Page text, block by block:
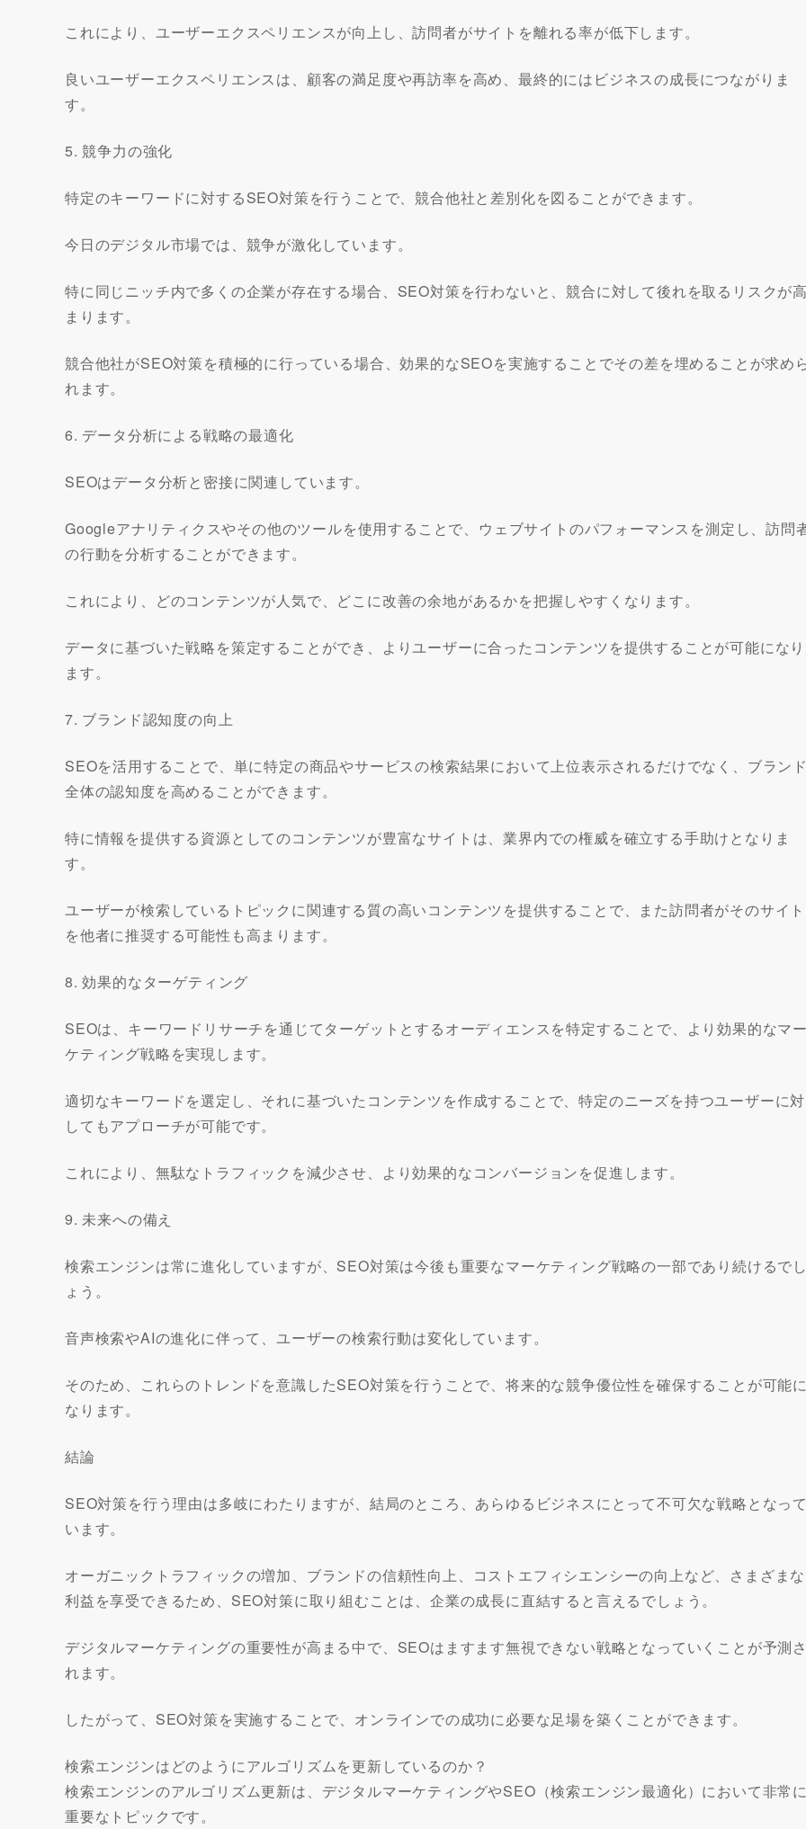
これにより、ユーザーエクスペリエンスが向上し、訪問者がサイトを離れる率が低下します。
良いユーザーエクスペリエンスは、顧客の満足度や再訪率を高め、最終的にはビジネスの成長につながりま
す。
5. 競争力の強化
特定のキーワードに対するSEO対策を行うことで、競合他社と差別化を図ることができます。
今日のデジタル市場では、競争が激化しています。
特に同じニッチ内で多くの企業が存在する場合、SEO対策を行わないと、競合に対して後れを取るリスクが
まります。
競合他社がSEO対策を積極的に行っている場合、効果的なSEOを実施することでその差を埋めることが求め
れます。
6. データ分析による戦略の最適化
SEOはデータ分析と密接に関連しています。
Googleアナリティクスやその他のツールを使用することで、ウェブサイトのパフォーマンスを測定し、訪問
の行動を分析することができます。
これにより、どのコンテンツが人気で、どこに改善の余地があるかを把握しやすくなります。
データに基づいた戦略を策定することができ、よりユーザーに合ったコンテンツを提供することが可能になり
ます。
7. ブランド認知度の向上
SEOを活用することで、単に特定の商品やサービスの検索結果において上位表示されるだけでなく、ブラン
全体の認知度を高めることができます。
特に情報を提供する資源としてのコンテンツが豊富なサイトは、業界内での権威を確立する手助けとなりま
す。
ユーザーが検索しているトピックに関連する質の高いコンテンツを提供することで、また訪問者がそのサイト
を他者に推奨する可能性も高まります。
8. 効果的なターゲティング
SEOは、キーワードリサーチを通じてターゲットとするオーディエンスを特定することで、より効果的なマ
ケティング戦略を実現します。
適切なキーワードを選定し、それに基づいたコンテンツを作成することで、特定のニーズを持つユーザーに対
してもアプローチが可能です。
これにより、無駄なトラフィックを減少させ、より効果的なコンバージョンを促進します。
9. 未来への備え
検索エンジンは常に進化していますが、SEO対策は今後も重要なマーケティング戦略の一部であり続けるで
ょう。
音声検索やAIの進化に伴って、ユーザーの検索行動は変化しています。
そのため、これらのトレンドを意識したSEO対策を行うことで、将来的な競争優位性を確保することが可能
なります。
結論
SEO対策を行う理由は多岐にわたりますが、結局のところ、あらゆるビジネスにとって不可欠な戦略となっ
います。
オーガニックトラフィックの増加、ブランドの信頼性向上、コストエフィシエンシーの向上など、さまざまな
利益を享受できるため、SEO対策に取り組むことは、企業の成長に直結すると言えるでしょう。
デジタルマーケティングの重要性が高まる中で、SEOはますます無視できない戦略となっていくことが予測
れます。
したがって、SEO対策を実施することで、オンラインでの成功に必要な足場を築くことができます。
検索エンジンはどのようにアルゴリズムを更新しているのか？
検索エンジンのアルゴリズム更新は、デジタルマーケティングやSEO（検索エンジン最適化）において非常
重要なトピックです。